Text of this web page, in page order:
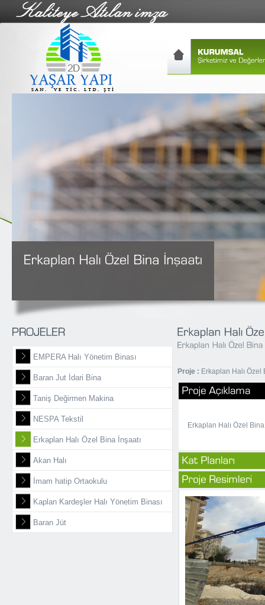
EMPERA Halı Yönetim Binası
Baran Jut İdari Bina
Taniş Değirmen Makina
NESPA Tekstil
Erkaplan Halı Özel Bina İnşaatı
Akan Halı
İmam hatip Ortaokulu
Kaplan Kardeşler Halı Yönetim Binası
Baran Jüt
Proje : Erkaplan Halı Özel
Erkaplan Halı Özel Bina